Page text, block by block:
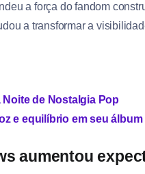
a força do fandom
a transformar a
de Nostalgia Pop
e equilíbrio em seu
aumentou